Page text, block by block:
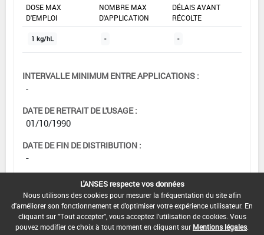
DOSE MAX
D'EMPLOI
NOMBRE MAX
D'APPLICATION
DÉLAIS AVANT
RÉCOLTE
1 kg/hL - -
INTERVALLE MINIMUM ENTRE APPLICATIONS :
-
DATE DE RETRAIT DE L'USAGE :
01/10/1990
DATE DE FIN DE DISTRIBUTION :
-
DATE DE FIN D'UTILISATION :
-
L'ANSES respecte vos données
Nous utilisons des cookies pour mesurer la fréquentation du site afin
d'améliorer son fonctionnement et d'optimiser votre expérience utilisateur. En
cliquant sur "Tout accepter", vous acceptez l'utilisation de cookies. Vous
pouvez modifier ce choix à tout moment en cliquant sur Mentions légales